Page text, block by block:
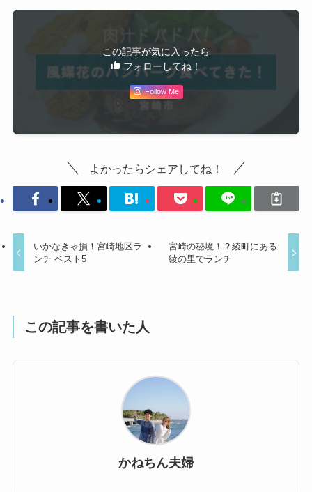
この記事が気に入ったら
フォローしてね！
Follow Me
よかったらシェアしてね！
いかなきゃ損！宮崎地区ラ
ンチ ベスト5
宮崎の秘境！？綾町にある
綾の里でランチ
この記事を書いた人
かねちん夫婦